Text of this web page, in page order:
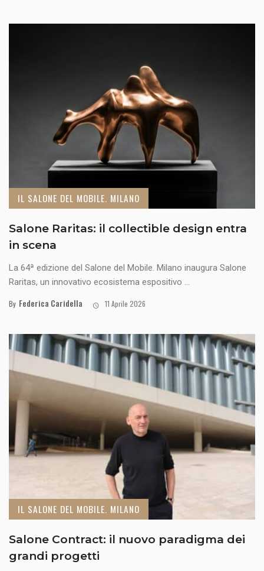
IL SALONE DEL MOBILE. MILANO
Salone Raritas: il collectible design entra
in scena
La 64ª edizione del Salone del Mobile. Milano inaugura Salone
Raritas, un innovativo ecosistema espositivo ...
By Federica Caridella 11 Aprile 2026
IL SALONE DEL MOBILE. MILANO
Salone Contract: il nuovo paradigma dei
grandi progetti